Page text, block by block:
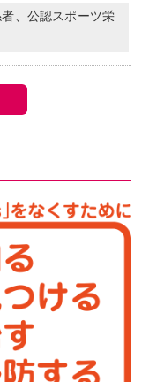
、公認スポーツ栄